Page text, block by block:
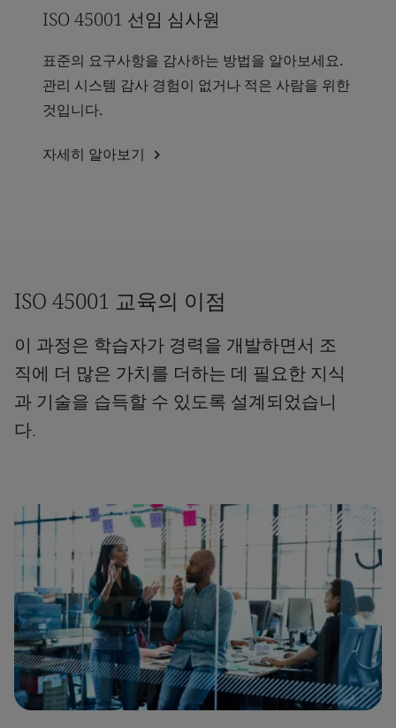
ISO 45001 선임 심사원
표준의 요구사항을 감사하는 방법을 알아보세요.
관리 시스템 감사 경험이 없거나 적은 사람을 위한
것입니다.
자세히 알아보기
ISO 45001 교육의 이점
이 과정은 학습자가 경력을 개발하면서 조
직에 더 많은 가치를 더하는 데 필요한 지식
과 기술을 습득할 수 있도록 설계되었습니
다.